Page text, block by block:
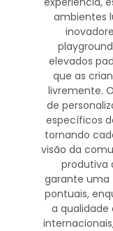
ambientes
elevados
que as
livremente.
de
específicos
tornando
visão da
produtiva
garante uma
pontuais,
a qualidade
internacionais,